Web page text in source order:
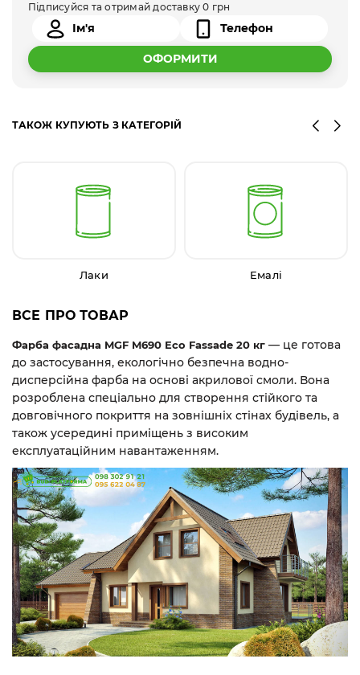
Підписуйся та отримай доставку 0 грн
ОФОРМИТИ
ТАКОЖ КУПУЮТЬ З КАТЕГОРІЙ
Лаки Емалі
ВСЕ ПРО ТОВАР
Фарба фасадна MGF M690 Eco Fassade 20 кг — це готова
до застосування, екологічно безпечна водно-
дисперсійна фарба на основі акрилової смоли. Вона
розроблена спеціально для створення стійкого та
довговічного покриття на зовнішніх стінах будівель, а
також усередині приміщень з високим
експлуатаційним навантаженням.